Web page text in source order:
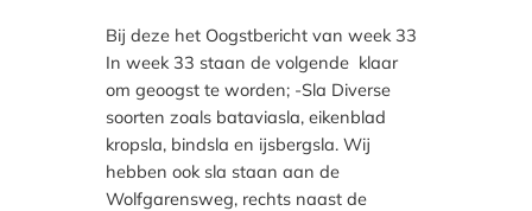
Bij deze het Oogstbericht van week 33
In week 33 staan de volgende klaar
om geoogst te worden; -Sla Diverse
soorten zoals bataviasla, eikenblad
kropsla, bindsla en ijsbergsla. Wij
hebben ook sla staan aan de
Wolfgarensweg, rechts naast de